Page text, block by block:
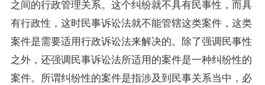
之间的行政管理关系。这个纠纷就不具有民事性，而具
有行政性，这时民事诉讼法就不能管辖这类案件，这类
案件是需要适用行政诉讼法来解决的。除了强调民事性
之外，还强调民事诉讼法所适用的案件是一种纠纷性的
案件。所谓纠纷性的案件是指涉及到民事关系当中，必